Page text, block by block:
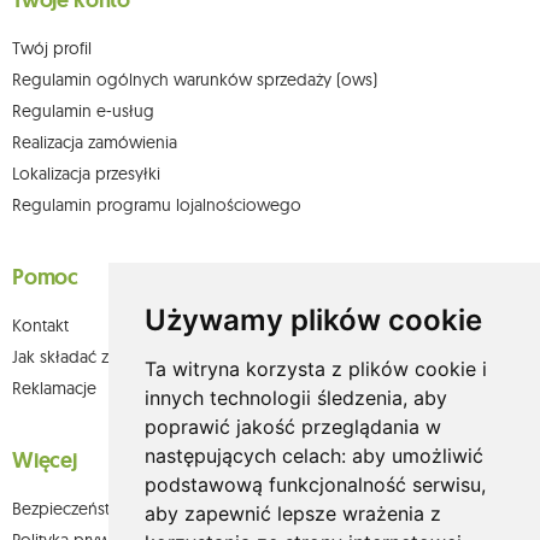
Używamy plików cookie
Ta witryna korzysta z plików cookie i
innych technologii śledzenia, aby
poprawić jakość przeglądania w
następujących celach: aby umożliwić
podstawową funkcjonalność serwisu,
aby zapewnić lepsze wrażenia z
Twój profil
Regulamin ogólnych warunków sprzedaży (ows)
Regulamin e-usług
Realizacja zamówienia
Lokalizacja przesyłki
Regulamin programu lojalnościowego
Pomoc
Kontakt
Jak składać zamówienia w sklepie olium.pl?
Reklamacje
Więcej
Bezpieczeństwo płatności